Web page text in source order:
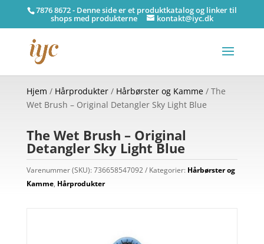
7876 8672 - Denne side er et produktkatalog og linker til
shops med produkterne kontakt@iyc.dk
Hjem / Hårprodukter/ Hårbørster og Kamme/ The
Wet Brush – Original Detangler Sky Light Blue
The Wet Brush – Original
Detangler Sky Light Blue
Varenummer (SKU):736658547092 Kategorier: Hårbørster og
Kamme, Hårprodukter